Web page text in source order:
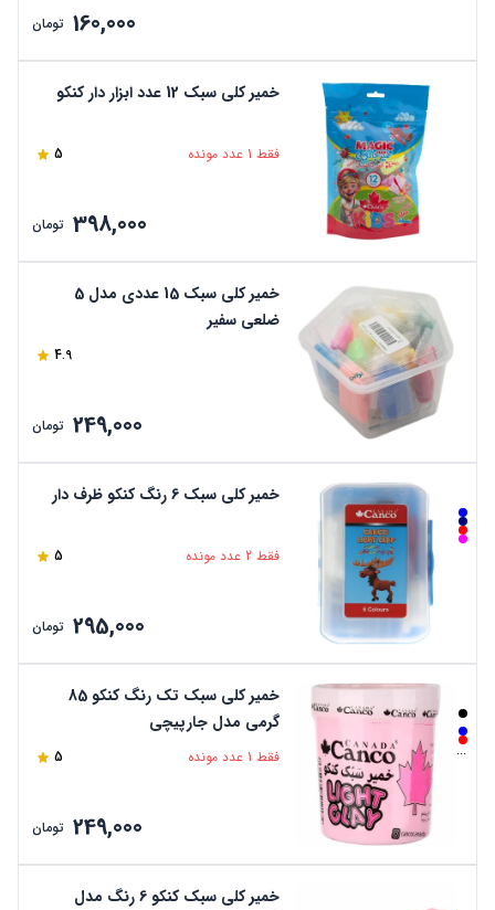
160,000 تومان
خمیر کلی سبک 12 عدد ابزار دار کنکو
فقط 1 عدد مونده 5
398,000 تومان
خمیر کلی سبک 15 عددی مدل 5
ضلعی سفیر
4.9
249,000 تومان
خمیر کلی سبک 6 رنگ کنکو ظرف دار
فقط 2 عدد مونده 5
295,000 تومان
...
خمیر کلی سبک تک رنگ کنکو 85
گرمی مدل جارپیچی
فقط 1 عدد مونده 5
249,000 تومان
خمیر کلی سبک کنکو 6 رنگ مدل